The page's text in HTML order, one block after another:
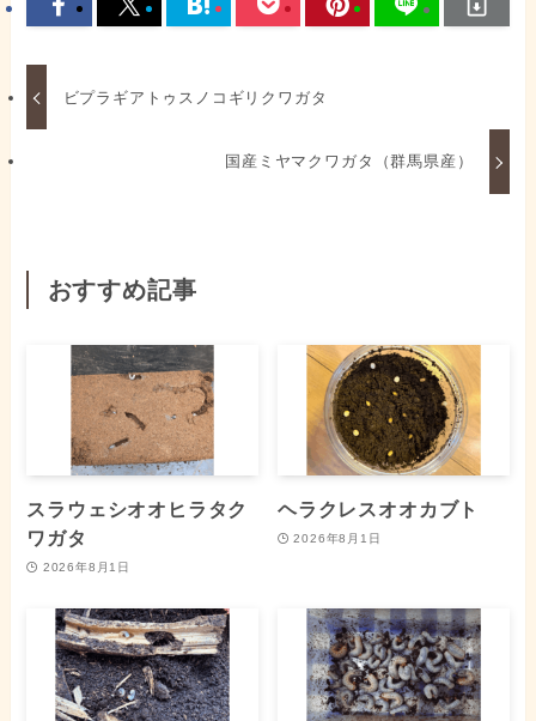
ビプラギアトゥスノコギリクワガタ
国産ミヤマクワガタ（群馬県産）
おすすめ記事
スラウェシオオヒラタク
ワガタ
2026年8月1日
ヘラクレスオオカブト
2026年8月1日